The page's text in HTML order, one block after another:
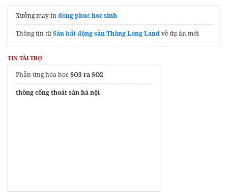
Xưởng may indong phuc hoc sinh
Thông tin từSàn bất động sản Thăng Long Landvề dự án mới
TIN TÀI TRỢ
Phản ứng hóa họcSO3 ra SO2
thông cống thoát sàn hà nội